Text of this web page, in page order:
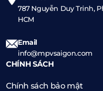
787 Nguyễn Duy Trinh,
HCM
Email
info@mpvsaigon.com
CHÍNH SÁCH
Chính sách bảo mật